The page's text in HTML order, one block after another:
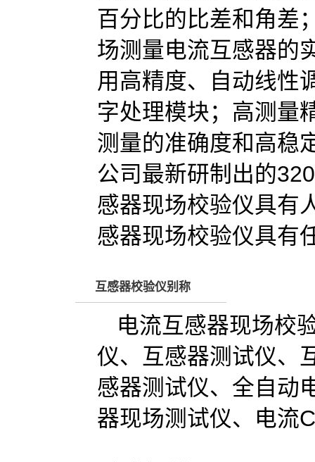
百分比的比差和角差
场测量电流互感器的
用高精度、自动线性
字处理模块；高测量
测量的准确度和高稳
公司最新研制出的
感器现场校验仪具有
感器现场校验仪具有
互感器校验仪别称
电流互感器现场校
仪、互感器测试仪、
感器测试仪、全自动
器现场测试仪、电流